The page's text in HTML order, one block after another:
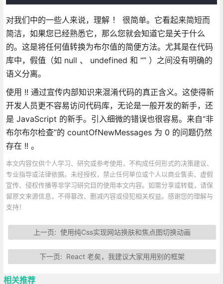
对我们中的一些人来说，理解 ！ 很简单。它看起来简短而
简洁，如果您已经熟悉它，那么您就会知道它是关于什么
的。这是将任何值转换为布尔值的简便方法。尤其是在代码
库中，假值（如 null 、 undefined 和 “” ）之间没有明确的
语义分离。
使用 !! 通过宣传内部知识来混淆代码的真正含义。这使得新
开发人员更不容易访问代码库，无论是一般开发的新手，还
是 JavaScript 的新手。引入细微的错误也很容易。来自“非
布尔布尔检查”的 countOfNewMessages 为 0 的问题仍然
存在 !! 。
本文内容仅供个人学习、研究或参考使用，不构成任何形式的决策建议、
专业指导或法律依据。未经授权，禁止任何单位或个人以商业售卖、虚假
宣传、侵权传播等非学习研究目的使用本文内容。如需分享或转载，请保
留原文来源信息，不得篡改、删减内容或侵犯相关权益。感谢您的理解与
支持！
上一页: 使用纯Css实现网站换肤和焦点图切换动画
下一页: React 老矣，我建议大家用用别的框架
相关推荐